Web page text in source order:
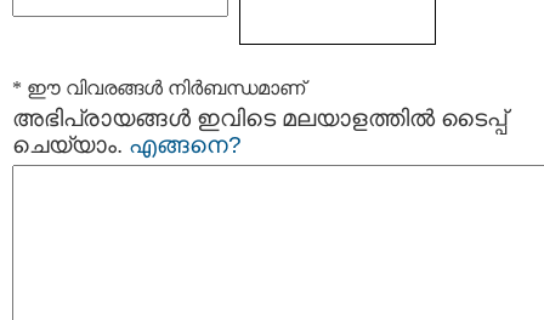
* ഈ വിവരങ്ങള്‍ നിര്‍ബന്ധമാണ്
അഭിപ്രായങ്ങള്‍ ഇവിടെ മലയാളത്തില്‍ ടൈപ്പ്
ചെയ്യാം. എങ്ങനെ?